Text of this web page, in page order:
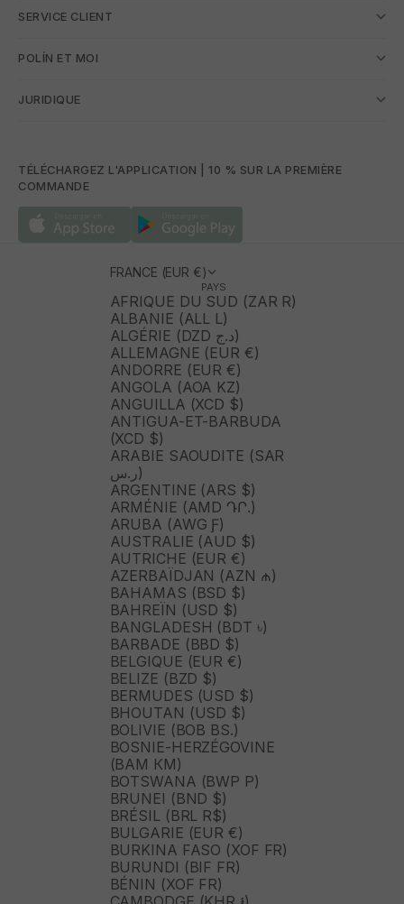
SERVICE CLIENT
POLÍN ET MOI
JURIDIQUE
TÉLÉCHARGEZ L'APPLICATION | 10 % SUR LA PREMIÈRE
COMMANDE
FRANCE (EUR €)
PAYS
AFRIQUE DU SUD (ZAR R)
ALBANIE (ALL L)
ALGÉRIE (DZD د.ج)
ALLEMAGNE (EUR €)
ANDORRE (EUR €)
ANGOLA (AOA KZ)
ANGUILLA (XCD $)
ANTIGUA-ET-BARBUDA
(XCD $)
ARABIE SAOUDITE (SAR
ر.س)
ARGENTINE (ARS $)
ARMÉNIE (AMD ԴՐ.)
ARUBA (AWG Ƒ)
AUSTRALIE (AUD $)
AUTRICHE (EUR €)
AZERBAÏDJAN (AZN ₼)
BAHAMAS (BSD $)
BAHREÏN (USD $)
BANGLADESH (BDT ৳)
BARBADE (BBD $)
BELGIQUE (EUR €)
BELIZE (BZD $)
BERMUDES (USD $)
BHOUTAN (USD $)
BOLIVIE (BOB BS.)
BOSNIE-HERZÉGOVINE
(BAM КМ)
BOTSWANA (BWP P)
BRUNEI (BND $)
BRÉSIL (BRL R$)
BULGARIE (EUR €)
BURKINA FASO (XOF FR)
BURUNDI (BIF FR)
BÉNIN (XOF FR)